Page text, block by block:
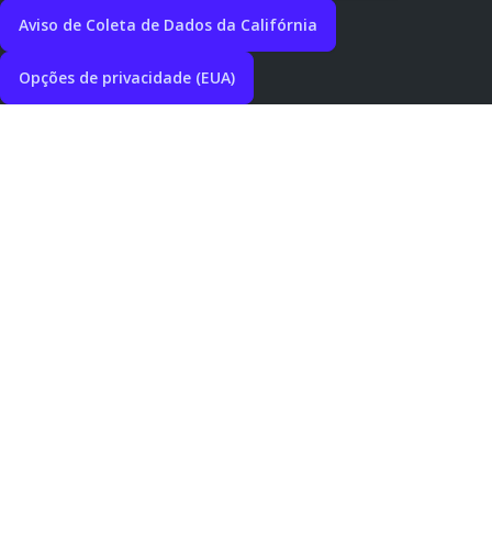
Aviso de Coleta de Dados da Califórnia
Opções de privacidade (EUA)